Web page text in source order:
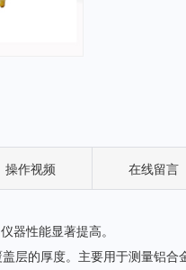
操作视频 在线留言
器性能显著提高。
的厚度。主要用于测量铝合